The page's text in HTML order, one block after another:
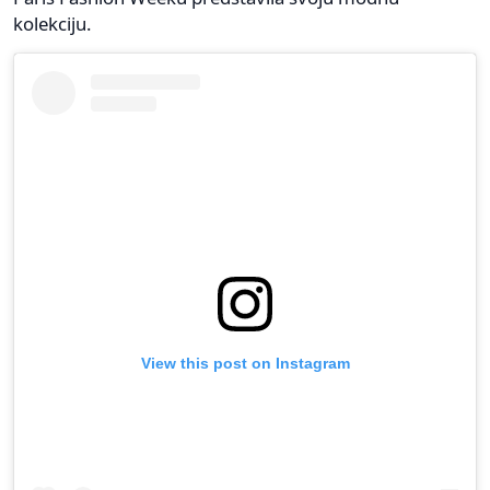
kolekciju.
View this post on Instagram